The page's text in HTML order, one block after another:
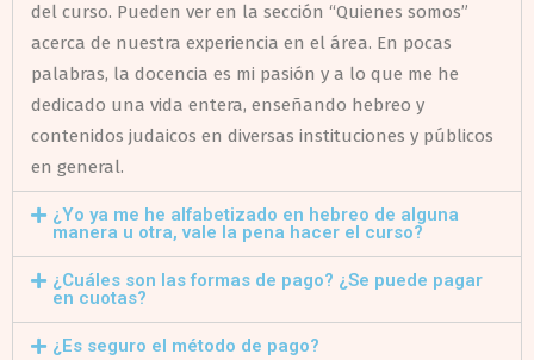
del curso. Pueden ver en la sección “Quienes somos”
acerca de nuestra experiencia en el área. En pocas
palabras, la docencia es mi pasión y a lo que me he
dedicado una vida entera, enseñando hebreo y
contenidos judaicos en diversas instituciones y públicos
en general.
¿Yo ya me he alfabetizado en hebreo de alguna
manera u otra, vale la pena hacer el curso?
¿Cuáles son las formas de pago? ¿Se puede pagar
en cuotas?
¿Es seguro el método de pago?